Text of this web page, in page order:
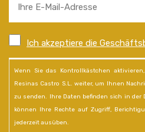
Ich akzeptiere die
Wenn Sie das Kontrollkästchen
Resinas Castro S.L. weiter, um Ihnen
zu senden. Ihre Daten befinden sich in der
können Ihre Rechte auf Zugriff,
jederzeit ausüben.